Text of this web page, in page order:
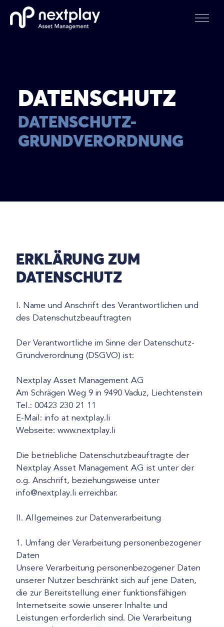
DATENSCHUTZ
DATENSCHUTZ-
GRUNDVERORDNUNG
ERKLÄRUNG ZUM
DATENSCHUTZ
I. Name und Anschrift des Verantwortlichen und
des Datenschutzbeauftragten
Der Verantwortliche im Sinne der Datenschutz-
Grundverordnung (DSGVO) ist:
Nextplay Asset Management AG
Am Schrägen Weg 9 in 9490 Vaduz, Liechtenstein
Tel.: 00423 230 21 11
E-Mail: info at nextplay.li
Webseite: www.nextplay.li
Die betriebliche Datenschutzbeauftragte der
Nextplay Asset Management AG ist unter der
o.g. Anschrift, beziehungsweise unter
info@nextplay.li erreichbar.
II. Allgemeines zur Datenverarbeitung
1. Umfang der Verarbeitung personenbezogener
Daten
Unsere Verarbeitung personenbezogener Daten
unserer Nutzer beschränkt sich auf jene Daten,
die zur Bereitstellung einer funktionsfähigen
Internetseite sowie unserer Inhalte und
Leistungen erforderlich sind. Die Verarbeitung